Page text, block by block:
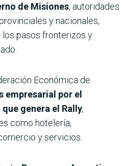
de Misiones, autoridades
y nacionales,
pasos fronterizos y
Económica de
empresarial por el
genera el Rally,
como hotelería,
y servicios.